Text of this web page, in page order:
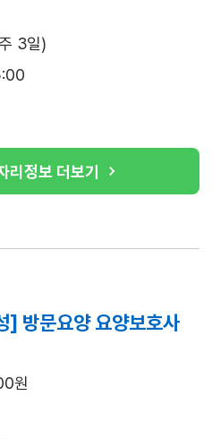
3일)
리정보 더보기
방문요양 요양보호사
원